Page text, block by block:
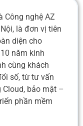
Công nghệ AZ
là đơn vị tiên
diện cho
năm kinh
cùng khách
số, từ tư vấn
Cloud, bảo mật –
phần mềm